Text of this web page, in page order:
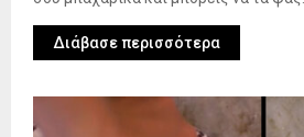
Διάβασε περισσότερα